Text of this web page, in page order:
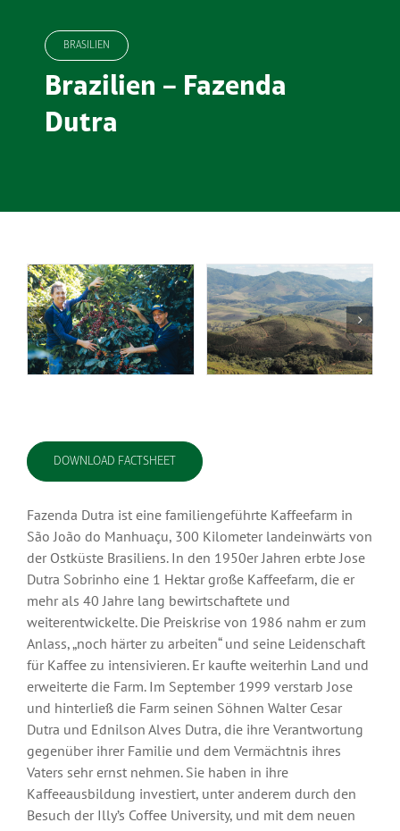
BRASILIEN
Brazilien – Fazenda
Dutra
DOWNLOAD FACTSHEET
Fazenda Dutra ist eine familiengeführte Kaffeefarm in
São João do Manhuaçu, 300 Kilometer landeinwärts von
der Ostküste Brasiliens. In den 1950er Jahren erbte Jose
Dutra Sobrinho eine 1 Hektar große Kaffeefarm, die er
mehr als 40 Jahre lang bewirtschaftete und
weiterentwickelte. Die Preiskrise von 1986 nahm er zum
Anlass, „noch härter zu arbeiten“ und seine Leidenschaft
für Kaffee zu intensivieren. Er kaufte weiterhin Land und
erweiterte die Farm. Im September 1999 verstarb Jose
und hinterließ die Farm seinen Söhnen Walter Cesar
Dutra und Ednilson Alves Dutra, die ihre Verantwortung
gegenüber ihrer Familie und dem Vermächtnis ihres
Vaters sehr ernst nehmen. Sie haben in ihre
Kaffeeausbildung investiert, unter anderem durch den
Besuch der Illy’s Coffee University, und mit dem neuen